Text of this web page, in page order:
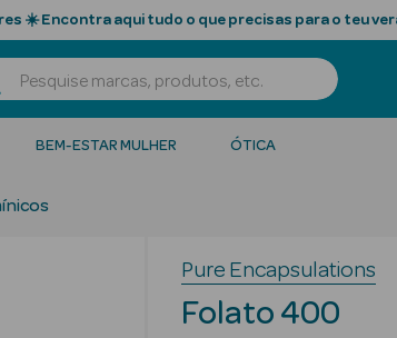
☀️ Encontra aqui tudo o que precisas para o teu
BEM-ESTAR MULHER ÓTICA
Pure Encapsulations
Folato 400